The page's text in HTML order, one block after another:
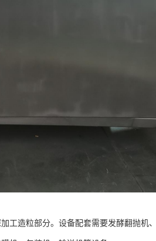
工造粒部分。设备配套需要发酵翻抛机